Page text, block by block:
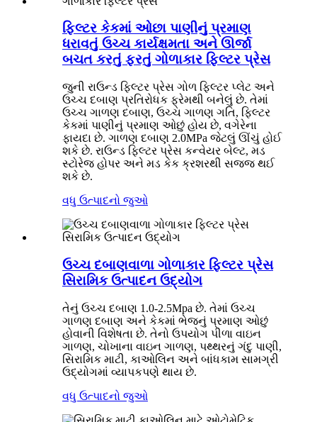
ફિલ્ટર કેકમાં ઓછા પાણીનું પ્રમાણ
ધરાવતું ઉચ્ચ કાર્યક્ષમતા અને ઊર્જા
બચત કરતું ફરતું ગોળાકાર ફિલ્ટર પ્રેસ
જુની રાઉન્ડ ફિલ્ટર પ્રેસ ગોળ ફિલ્ટર પ્લેટ અને
ઉચ્ચ દબાણ પ્રતિરોધક ફ્રેમથી બનેલું છે. તેમાં
ઉચ્ચ ગાળણ દબાણ, ઉચ્ચ ગાળણ ગતિ, ફિલ્ટર
કેકમાં પાણીનું પ્રમાણ ઓછું હોય છે, વગેરેના
ફાયદા છે. ગાળણ દબાણ 2.0MPa જેટલું ઊંચું હોઈ
શકે છે. રાઉન્ડ ફિલ્ટર પ્રેસ કન્વેયર બેલ્ટ, મડ
સ્ટોરેજ હોપર અને મડ કેક ક્રશરથી સજ્જ થઈ
શકે છે.
વધુ ઉત્પાદનો જુઓ
ઉચ્ચ દબાણવાળા ગોળાકાર ફિલ્ટર પ્રેસ
સિરામિક ઉત્પાદન ઉદ્યોગ
તેનું ઉચ્ચ દબાણ 1.0-2.5Mpa છે. તેમાં ઉચ્ચ
ગાળણ દબાણ અને કેકમાં ભેજનું પ્રમાણ ઓછું
હોવાની વિશેષતા છે. તેનો ઉપયોગ પીળા વાઇન
ગાળણ, ચોખાના વાઇન ગાળણ, પથ્થરનું ગંદુ પાણી,
સિરામિક માટી, કાઓલિન અને બાંધકામ સામગ્રી
ઉદ્યોગમાં વ્યાપકપણે થાય છે.
વધુ ઉત્પાદનો જુઓ